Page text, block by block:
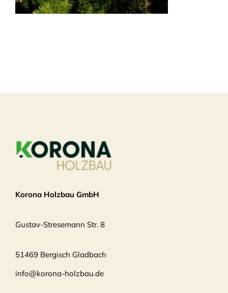
Korona Holzbau GmbH
Gustav-Stresemann Str. 8
51469 Bergisch Gladbach
info@korona-holzbau.de